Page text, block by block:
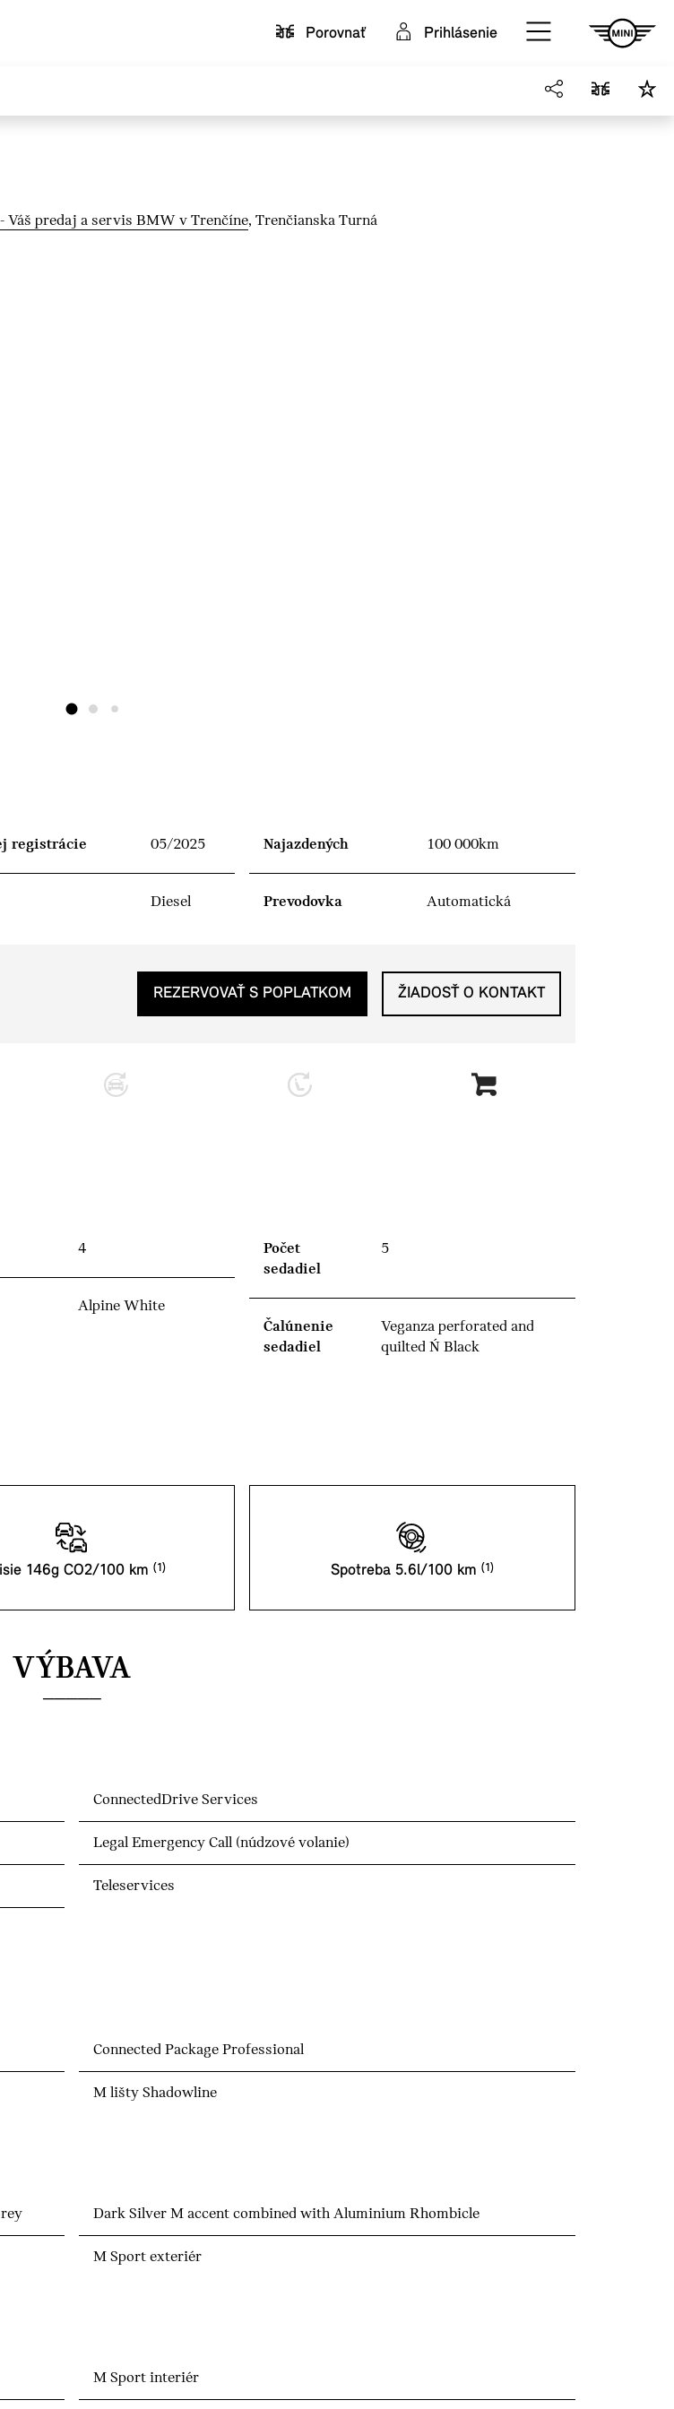
Porovnať
Prihlásenie
- Váš predaj a servis BMW v Trenčíne, Trenčianska Turná
registrácie 05/2025
Diesel
Najazdených 100 000km
Prevodovka Automatická
okno)
REZERVOVAŤ S POPLATKOM ŽIADOSŤ O KONTAKT
4
Alpine White
Počet
sedadiel
5
Čalúnenie
sedadiel
Veganza perforated and
quilted Ń Black
146g CO2/100 km Spotreba 5.6l/100 km
VÝBAVA
ConnectedDrive Services
Legal Emergency Call (núdzové volanie)
Teleservices
Connected Package Professional
M lišty Shadowline
Dark Silver M accent combined with Aluminium Rhombicle
M Sport exteriér
M Sport interiér